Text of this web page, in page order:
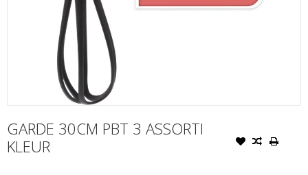
GARDE 30CM PBT 3 ASSORTI
KLEUR